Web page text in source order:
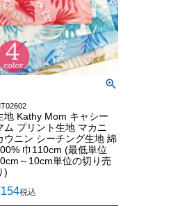
地 Kathy Mom キャシー
ム プリント生地 マカニ
ウニン シーチング生地 綿
巾110cm (最低単位
～10cm単位の切り売
)
154税込